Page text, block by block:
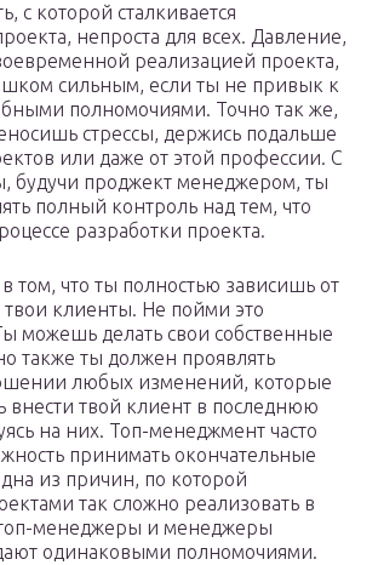
с которой сталкивается
непроста для всех. Давление,
реализацией проекта,
сильным, если ты не привык к
полномочиями. Точно так же,
стрессы, держись подальше
или даже от этой профессии. С
будучи проджект менеджером, ты
полный контроль над тем, что
разработки проекта.
том, что ты полностью зависишь от
твои клиенты. Не пойми это
можешь делать свои собственные
также ты должен проявлять
любых изменений, которые
внести твой клиент в последнюю
на них. Топ-менеджмент часто
принимать окончательные
из причин, по которой
так сложно реализовать в
менеджеры и менеджеры
одинаковыми полномочиями.